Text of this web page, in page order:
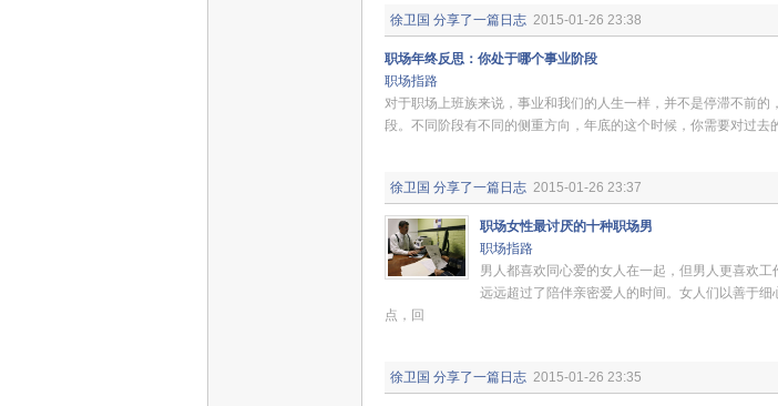
徐卫国 分享了一篇日志 2015-01-26 23:38
职场年终反思：你处于哪个事业阶段
职场指路
对于职场上班族来说，事业和我们的人生一样，并不是停滞不前的
段。不同阶段有不同的侧重方向，年底的这个时候，你需要对过去
徐卫国 分享了一篇日志 2015-01-26 23:37
职场女性最讨厌的十种职场男
职场指路
男人都喜欢同心爱的女人在一起，但男人更喜欢
远远超过了陪伴亲密爱人的时间。女人们以善于
点，回
徐卫国 分享了一篇日志 2015-01-26 23:35